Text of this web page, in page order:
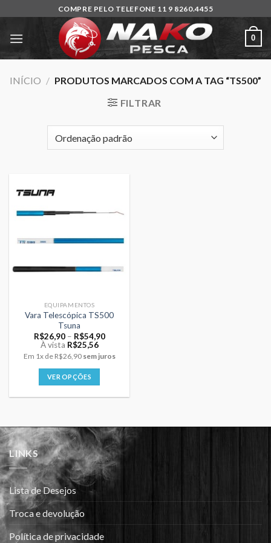
content
COMPRE PELO TELEFONE 11 9 8260.4455
0
INÍCIO / PRODUTOS MARCADOS COM A TAG “TS500”
FILTRAR
EQUIPAMENTOS
Vara Telescópica TS500
Tsuna
R$26,90 – R$54,90Price
through
À vista R$25,56
Em 1xde R$26,90 sem juros
VER OPÇÕES
várias
variantes.
As
opções
podem
ser
escolhidas
na
LINKS
Lista de Desejos
Troca e devolução
Política de privacidade